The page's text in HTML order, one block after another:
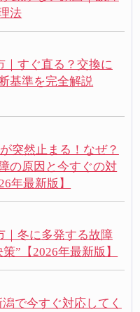
法
｜すぐ直る？交換に
基準を完全解説
突然止まる！なぜ？
の原因と今すぐの対
年最新版】
｜冬に多発する故障
”【2026年最新版】
潟で今すぐ対応してく